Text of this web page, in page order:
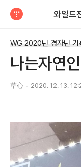
WG 2020년 경자년 기
나는자연
草心 2020. 12. 13.